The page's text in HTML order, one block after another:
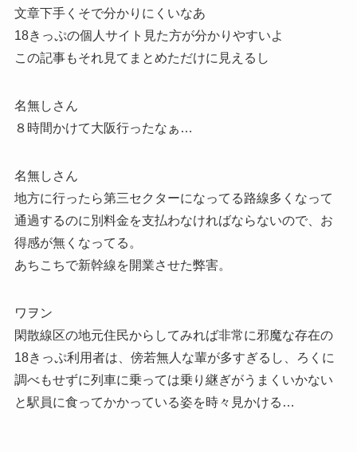
文章下手くそで分かりにくいなあ
18きっぷの個人サイト見た方が分かりやすいよ
この記事もそれ見てまとめただけに見えるし
名無しさん
８時間かけて大阪行ったなぁ…
名無しさん
地方に行ったら第三セクターになってる路線多くなって
通過するのに別料金を支払わなければならないので、お
得感が無くなってる。
あちこちで新幹線を開業させた弊害。
ワヲン
閑散線区の地元住民からしてみれば非常に邪魔な存在の
18きっぷ利用者は、傍若無人な輩が多すぎるし、ろくに
調べもせずに列車に乗っては乗り継ぎがうまくいかない
と駅員に食ってかかっている姿を時々見かける…